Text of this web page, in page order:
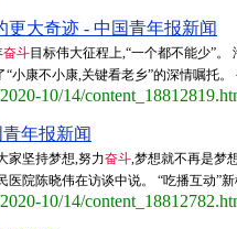
大奇迹 - 中国青年报新闻
奋斗目标伟大征程上,“一个都不能少”
小康不小康,关键看老乡”的深情嘱托
10/14/
年报新闻
家坚持梦想,努力奋斗,梦想就不再是梦
院陈晓伟在访谈中说。 “吃播互动”
10/14/